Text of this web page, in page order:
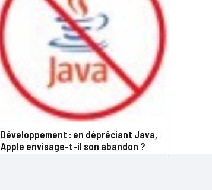
Développement : en dépréciant Java,
Apple envisage-t-il son abandon ?